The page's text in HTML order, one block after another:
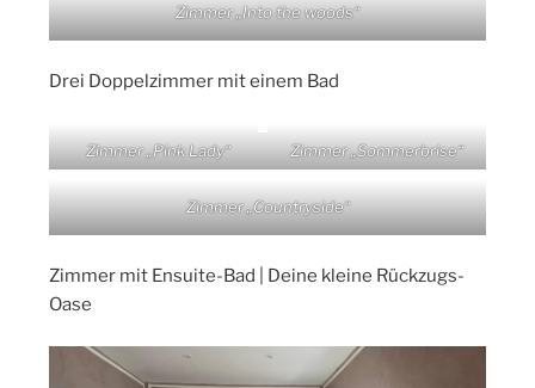
Zimmer „Into the woods“
Drei Doppelzimmer mit einem Bad
Zimmer „Pink Lady“ Zimmer „Sommerbrise“
Zimmer „Countryside“
Zimmer mit Ensuite-Bad | Deine kleine Rückzugs-
Oase